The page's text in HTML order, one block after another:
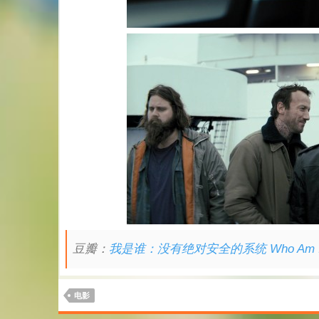
豆瓣： 我是谁：没有绝对安全的系统 Who Am
电影